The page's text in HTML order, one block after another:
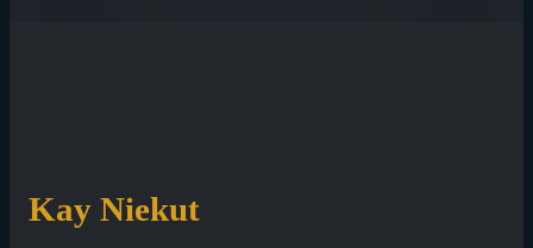
Kay Niekut